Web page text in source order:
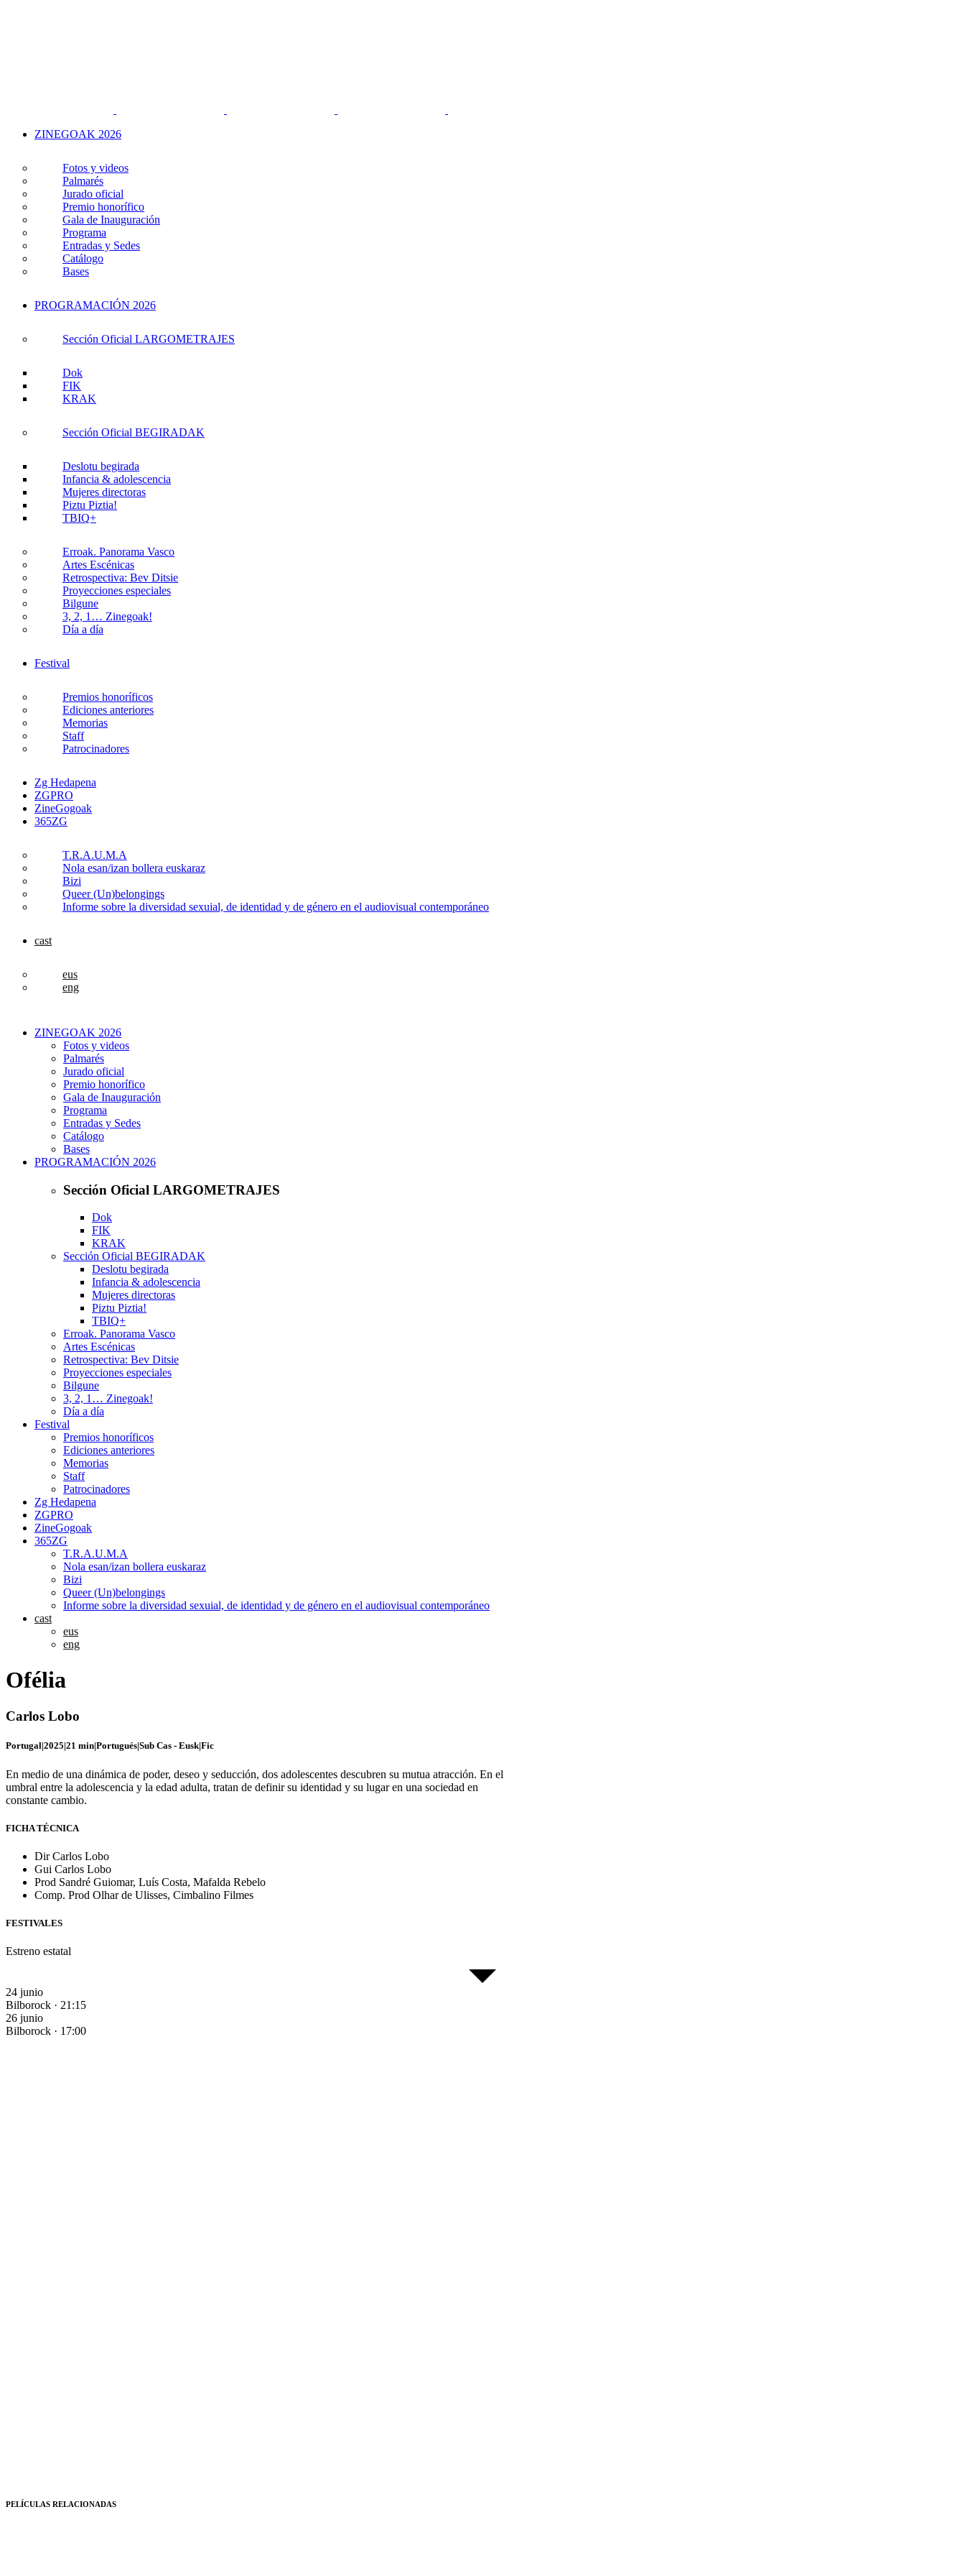
ZINEGOAK 2026
Fotos y videos
Palmarés
Jurado oficial
Premio honorífico
Gala de Inauguración
Programa
Entradas y Sedes
Catálogo
Bases
PROGRAMACIÓN 2026
Sección Oficial LARGOMETRAJES
Dok
FIK
KRAK
Sección Oficial BEGIRADAK
Deslotu begirada
Infancia & adolescencia
Mujeres directoras
Piztu Piztia!
TBIQ+
Erroak. Panorama Vasco
Artes Escénicas
Retrospectiva: Bev Ditsie
Proyecciones especiales
Bilgune
3, 2, 1… Zinegoak!
Día a día
Festival
Premios honoríficos
Ediciones anteriores
Memorias
Staff
Patrocinadores
Zg Hedapena
ZGPRO
ZineGogoak
365ZG
T.R.A.U.M.A
Nola esan/izan bollera euskaraz
Bizi
Queer (Un)belongings
Informe sobre la diversidad sexuial, de identidad y de género en el audiovisual contemporáneo
cast
eus
eng
ZINEGOAK 2026
Fotos y videos
Palmarés
Jurado oficial
Premio honorífico
Gala de Inauguración
Programa
Entradas y Sedes
Catálogo
Bases
PROGRAMACIÓN 2026
Sección Oficial LARGOMETRAJES
Dok
FIK
KRAK
Sección Oficial BEGIRADAK
Deslotu begirada
Infancia & adolescencia
Mujeres directoras
Piztu Piztia!
TBIQ+
Erroak. Panorama Vasco
Artes Escénicas
Retrospectiva: Bev Ditsie
Proyecciones especiales
Bilgune
3, 2, 1… Zinegoak!
Día a día
Festival
Premios honoríficos
Ediciones anteriores
Memorias
Staff
Patrocinadores
Zg Hedapena
ZGPRO
ZineGogoak
365ZG
T.R.A.U.M.A
Nola esan/izan bollera euskaraz
Bizi
Queer (Un)belongings
Informe sobre la diversidad sexuial, de identidad y de género en el audiovisual contemporáneo
cast
eus
eng
Ofélia
Carlos Lobo
Portugal|2025|21 min|Portugués|Sub Cas - Eusk|Fic
En medio de una dinámica de poder, deseo y seducción, dos adolescentes descubren su mutua atracción. En el
umbral entre la adolescencia y la edad adulta, tratan de definir su identidad y su lugar en una sociedad en
constante cambio.
FICHA TÉCNICA
DirCarlos Lobo
Gui Carlos Lobo
Prod Sandré Guiomar, Luís Costa, Mafalda Rebelo
Comp. Prod Olhar de Ulisses, Cimbalino Filmes
FESTIVALES
Estreno estatal
24 junio
Bilborock · 21:15
26 junio
Bilborock · 17:00
PELÍCULAS RELACIONADAS